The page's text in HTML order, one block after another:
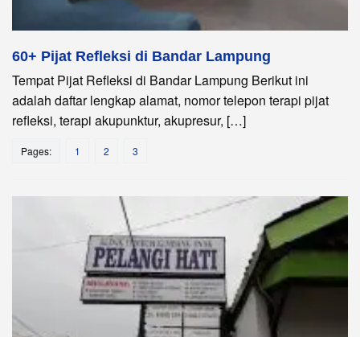
60+ Pijat Refleksi di Bandar Lampung
Tempat Pijat Refleksi di Bandar Lampung Berikut ini
adalah daftar lengkap alamat, nomor telepon terapi pijat
refleksi, terapi akupunktur, akupresur, […]
Pages: 1 2 3